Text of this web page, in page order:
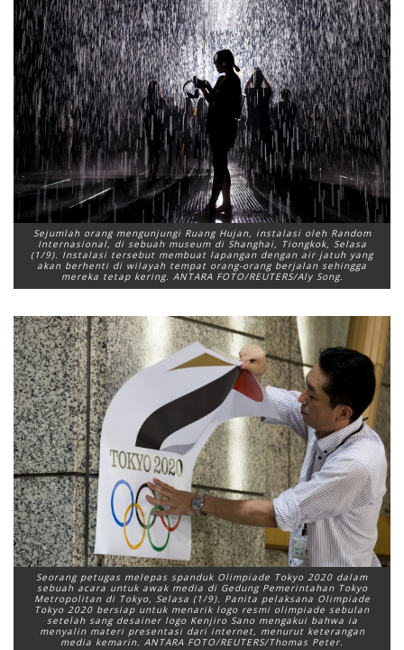
Sejumlah orang mengunjungi Ruang Hujan, instalasi oleh Random
Internasional, di sebuah museum di Shanghai, Tiongkok, Selasa
(1/9). Instalasi tersebut membuat lapangan dengan air jatuh yang
akan berhenti di wilayah tempat orang-orang berjalan sehingga
mereka tetap kering. ANTARA FOTO/REUTERS/Aly Song.
Seorang petugas melepas spanduk Olimpiade Tokyo 2020 dalam
sebuah acara untuk awak media di Gedung Pemerintahan Tokyo
Metropolitan di Tokyo, Selasa (1/9). Panita pelaksana Olimpiade
Tokyo 2020 bersiap untuk menarik logo resmi olimpiade sebulan
setelah sang desainer logo Kenjiro Sano mengakui bahwa ia
menyalin materi presentasi dari internet, menurut keterangan
media kemarin. ANTARA FOTO/REUTERS/Thomas Peter.